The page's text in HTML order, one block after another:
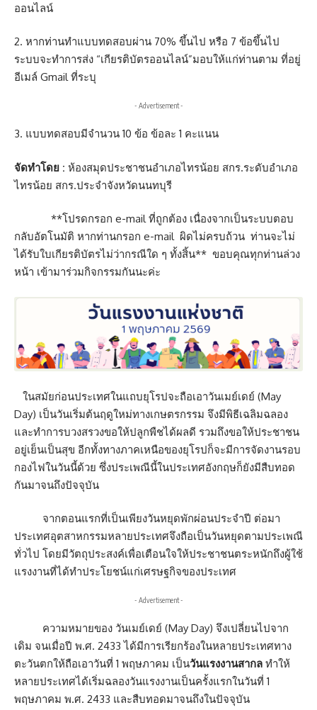
ออนไลน์
2. หากท่านทำแบบทดสอบผ่าน 70% ขึ้นไป หรือ 7 ข้อขึ้นไป
ระบบจะทำการส่ง “เกียรติบัตรออนไลน์”มอบให้แก่ท่านตาม ที่อยู่
อีเมล์ Gmail ที่ระบุ
- Advertisement -
3. แบบทดสอบมีจำนวน 10 ข้อ ข้อละ 1 คะแนน
จัดทำโดย : ห้องสมุดประชาชนอำเภอไทรน้อย สกร.ระดับอำเภอ
ไทรน้อย สกร.ประจำจังหวัดนนทบุรี
**โปรดกรอก e-mail ที่ถูกต้อง เนื่องจากเป็นระบบตอบ
กลับอัตโนมัติ หากท่านกรอก e-mail ผิดไม่ครบถ้วน ท่านจะไม่
ได้รับใบเกียรติบัตรไม่ว่ากรณีใด ๆ ทั้งสิ้น** ขอบคุณทุกท่านล่วง
หน้า เข้ามาร่วมกิจกรรมกันนะค่ะ
ในสมัยก่อนประเทศในแถบยุโรปจะถือเอาวันเมย์เดย์ (May
Day) เป็นวันเริ่มต้นฤดูใหม่ทางเกษตรกรรม จึงมีพิธีเฉลิมฉลอง
และทำการบวงสรวงขอให้ปลูกพืชได้ผลดี รวมถึงขอให้ประชาชน
อยู่เย็นเป็นสุข อีกทั้งทางภาคเหนือของยุโรปก็จะมีการจัดงานรอบ
กองไฟในวันนี้ด้วย ซึ่งประเพณีนี้ในประเทศอังกฤษก็ยังมีสืบทอด
กันมาจนถึงปัจจุบัน
จากตอนแรกที่เป็นเพียงวันหยุดพักผ่อนประจำปี ต่อมา
ประเทศอุตสาหกรรมหลายประเทศจึงถือเป็นวันหยุดตามประเพณี
ทั่วไป โดยมีวัตถุประสงค์เพื่อเตือนใจให้ประชาชนตระหนักถึงผู้ใช้
แรงงานที่ได้ทำประโยชน์แก่เศรษฐกิจของประเทศ
- Advertisement -
ความหมายของ วันเมย์เดย์ (May Day) จึงเปลี่ยนไปจาก
เดิม จนเมื่อปี พ.ศ. 2433 ได้มีการเรียกร้องในหลายประเทศทาง
ตะวันตกให้ถือเอาวันที่ 1 พฤษภาคม เป็นวันแรงงานสากล ทำให้
หลายประเทศได้เริ่มฉลองวันแรงงานเป็นครั้งแรกในวันที่ 1
พฤษภาคม พ.ศ. 2433 และสืบทอดมาจนถึงในปัจจุบัน